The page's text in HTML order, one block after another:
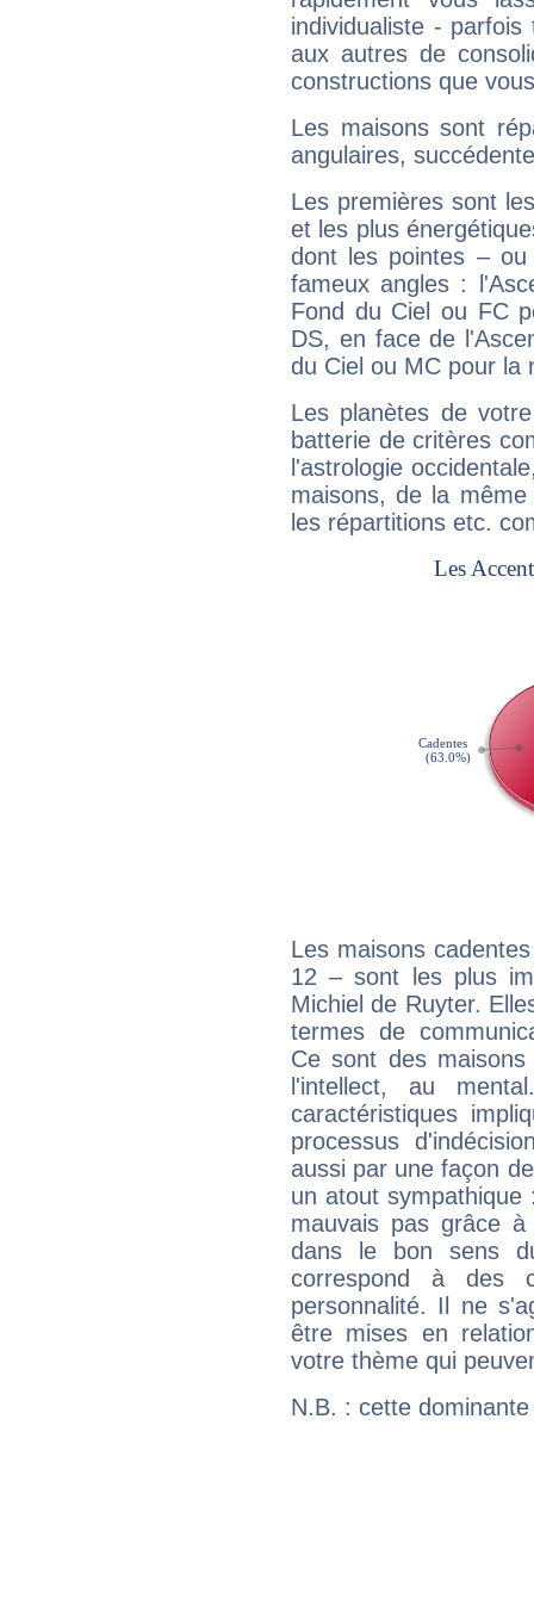
individualiste -
aux autres de
constructions que
Les maisons sont
angulaires,
Les premières sont
et les plus
dont les pointes –
fameux angles :
Fond du Ciel ou FC
DS, en face de
du Ciel ou MC pour la
Les planètes de
batterie de critères
l'astrologie
maisons, de la
les répartitions etc.
Les maisons
12 – sont les plus
Michiel de Ruyter.
termes de
Ce sont des
l'intellect, au
caractéristiques
processus
aussi par une façon
un atout
mauvais pas grâce
dans le bon sens
correspond à des
personnalité. Il ne
être mises en
votre thème qui
N.B. : cette